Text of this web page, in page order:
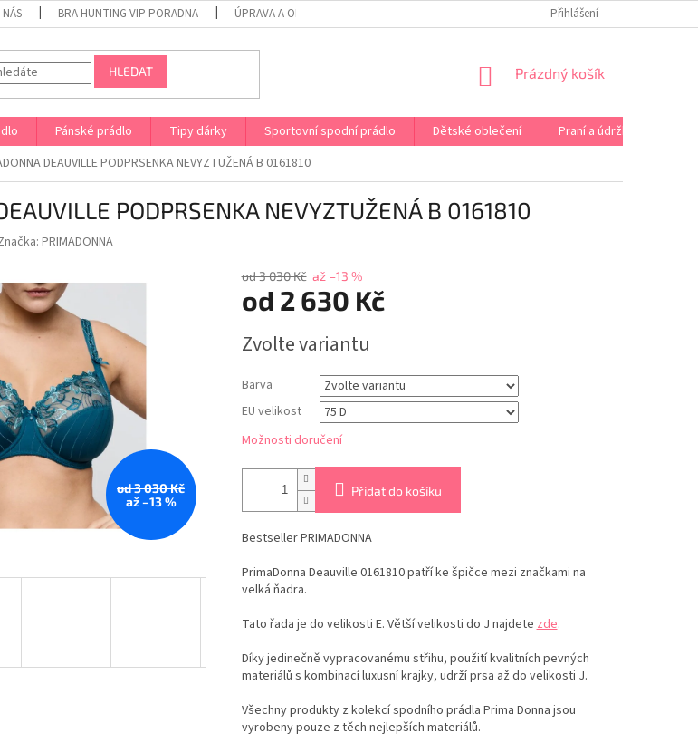
BRA HUNTING VIP PORADNA ÚPRAVA A OPRAVA PRÁDLA NA MÍRU DOPRAVA A PLATBA ČR A EU
Přihlášení
HLEDAT
NÁKUPNÍ
Prázdný košík
Pánské prádlo Tipy dárky Sportovní spodní prádlo Dětské oblečení Praní a údržba
DEAUVILLE PODPRSENKA NEVYZTUŽENÁ B 0161810
PODPRSENKA NEVYZTUŽENÁ B 0161810
PRIMADONNA
od 3 030 Kč
až –13 %
od 3 030 Kč až –13 %
od 2 630 Kč
cena:
Zvolte variantu
Barva
EU velikost
Možnosti doručení
Přidat do košíku
Bestseller PRIMADONNA
PrimaDonna Deauville 0161810 patří ke špičce mezi značkami na
velká ňadra.
Tato řada je do velikosti E. Větší velikosti do J najdetezde.
Díky jedinečně vypracovanému střihu, použití kvalitních pevných
materiálů s kombinací luxusní krajky, udrží prsa až do velikosti J.
Všechny produkty z kolekcí spodního prádla Prima Donna jsou
vyrobeny pouze z těch nejlepších materiálů.